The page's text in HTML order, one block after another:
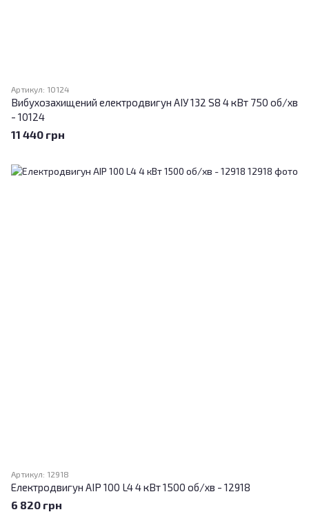
Артикул: 10124
Вибухозахищений електродвигун АІУ 132 S8 4 кВт 750 об/хв
- 10124
11 440 грн
Артикул: 12918
Електродвигун АІР 100 L4 4 кВт 1500 об/хв - 12918
6 820 грн